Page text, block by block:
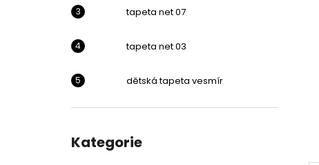
tapeta net 07
tapeta net 03
dětská tapeta vesmír
kategorie
Kategorie